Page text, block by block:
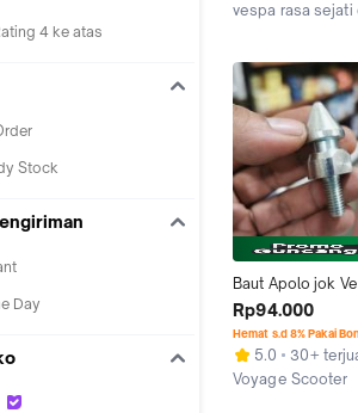
4 ke atas
Stock
Day
vespa rasa sejati
Baut Apolo jok
ukuran Kunci 12
PS PXE Excel
Rp94.000
Hemat s.d 8% Pakai
5.0
30+
Voyage Scooter